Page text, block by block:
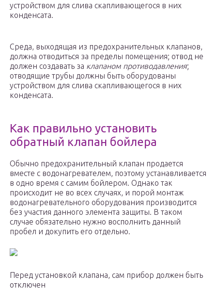
устройством для слива скапливающегося в них
конденсата.
Среда, выходящая из предохранительных клапанов,
должна отводиться за пределы помещения; отвод не
должен создавать за клапаном противодавления;
отводящие трубы должны быть оборудованы
устройством для слива скапливающегося в них
конденсата.
Как правильно установить
обратный клапан бойлера
Обычно предохранительный клапан продается
вместе с водонагревателем, поэтому устанавливается
в одно время с самим бойлером. Однако так
происходит не во всех случаях, и порой монтаж
водонагревательного оборудования производится
без участия данного элемента защиты. В таком
случае обязательно нужно восполнить данный
пробел и докупить его отдельно.
Перед установкой клапана, сам прибор должен быть
отключен